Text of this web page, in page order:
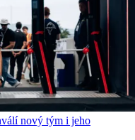
nový tým i jeho